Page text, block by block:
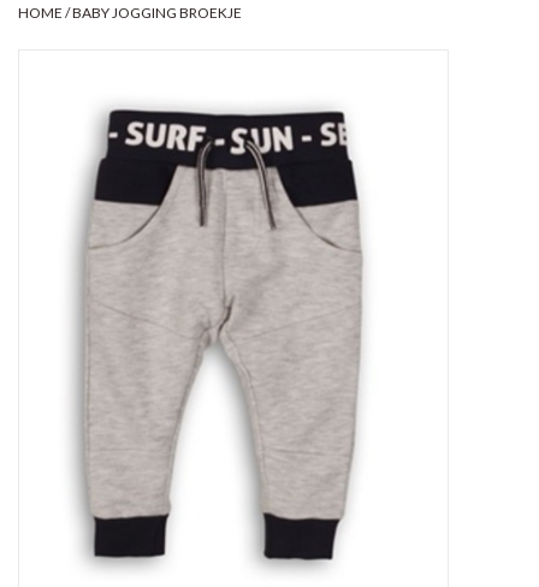
Meisjes
GRATIS VERZENDEN (vanaf EUR
HOME /BABY JOGGING BROEKJE